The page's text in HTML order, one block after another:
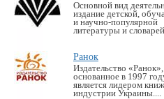
Основной вид
издание детской,
и научно-популярной
литературы и
Ранок
Издательство «Ранок»,
основанное в 1997
является лидером
индустрии Украины....